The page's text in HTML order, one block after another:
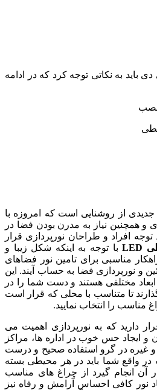
باید به نکاتی توجه کرد که در ادامه
نصب
از روشنایی است که امروزه با
همچنین نیاز به مدرن بودن فضا در
افراد و طراحان نورپردازی قرار
LEDبا توجه به اینکه شکل زیبا و
مناسبی برای تامین نور فضاهای
و نورپردازی فضا به حساب آیند. این
مختلفی هستند و دست شما را در
تا متناسب با محلی که قرار است
مناسب را انتخاب نمایید.
دارید که به نورپردازی اهمیت می
و ایجاد حس خوب در اداره ها، مراکز
غیره در گرو استفاده صحیح و درست
در واقع شما باید در هر محیطی بسته
آن انجام گیرد از چراغ های مناسب
نور کافی احساس آرامش و رفاه نیز